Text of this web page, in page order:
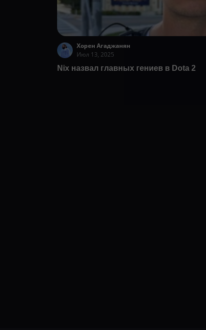
Хорен Агаджанян
Июл 13, 2025
Nix назвал главных гениев в Dota 2